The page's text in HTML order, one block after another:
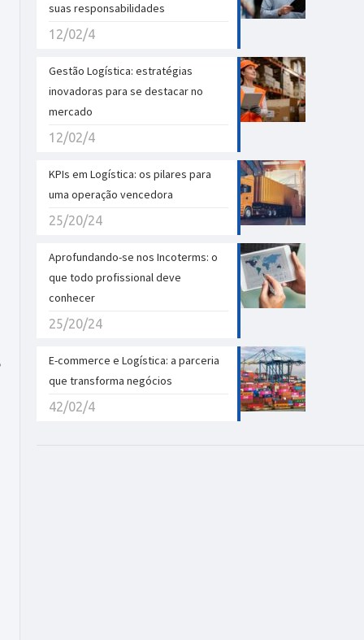
suas responsabilidades
12/02/4
Gestão Logística: estratégias
inovadoras para se destacar no
mercado
12/02/4
KPIs em Logística: os pilares para
uma operação vencedora
25/20/24
Aprofundando-se nos Incoterms: o
que todo profissional deve
conhecer
25/20/24
E-commerce e Logística: a parceria
que transforma negócios
42/02/4